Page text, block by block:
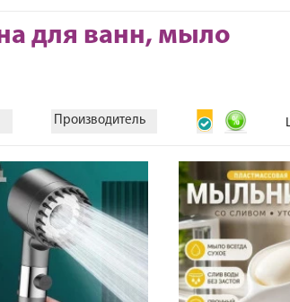
для ванн, мыло
Производитель